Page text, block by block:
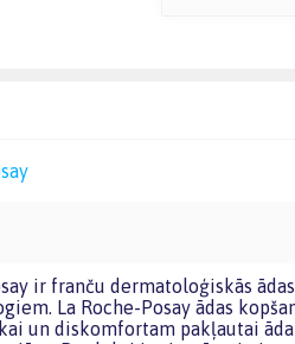
La Roche-Posay ādas
un diskomfortam pakļautai